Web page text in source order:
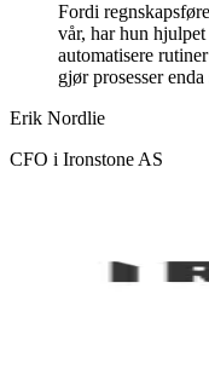
Fordi
vår, har hun
automatisere
gjør prosesser
Erik Nordlie
CFO i Ironstone AS